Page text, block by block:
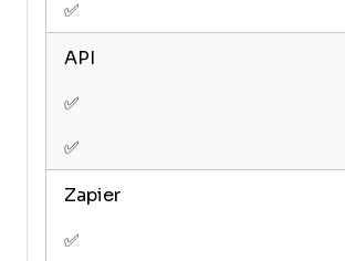
✅
API
✅
✅
Zapier
✅